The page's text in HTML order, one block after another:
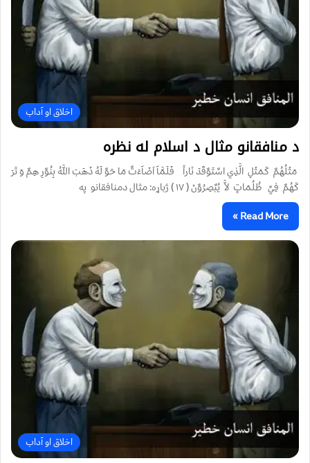
اخلاق او آداب
د منافقانو مثال د اسلام له نظره
مَثَلُهُمٌ كَمَثَلِ الَّذِي اسٌتَوٌقَدَ نَاراً فَلَمَّآ اَضَآءَتٌ مَا حَوٌ لَهُ ذَهَبَ اللَّهُ بِنُوٌرِ هِمٌ وَ تَرَ
كَهُمٌ فِيٌ ظُلُمَاتٍ لاَّ يُبٌصِرُوٌنَ ( ۱۷ ) ژباړه: مثال دمنافقانو په
Read More »
اخلاق او آداب